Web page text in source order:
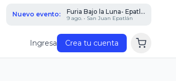
Nuevo evento: Furia Bajo la Luna- Epatl...
9 ago. • San Juan Epatlán
Ingresa Crea tu cuenta